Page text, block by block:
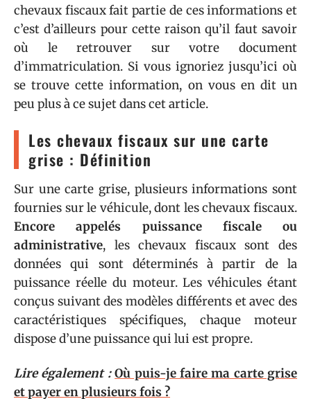
chevaux fiscaux fait partie de ces informations et
c’est d’ailleurs pour cette raison qu’il faut savoir
où le retrouver sur votre document
d’immatriculation. Si vous ignoriez jusqu’ici où
se trouve cette information, on vous en dit un
peu plus à ce sujet dans cet article.
Les chevaux fiscaux sur une carte
grise : Définition
Sur une carte grise, plusieurs informations sont
fournies sur le véhicule, dont les chevaux fiscaux.
Encore appelés puissance fiscale ou
administrative, les chevaux fiscaux sont des
données qui sont déterminés à partir de la
puissance réelle du moteur. Les véhicules étant
conçus suivant des modèles différents et avec des
caractéristiques spécifiques, chaque moteur
dispose d’une puissance qui lui est propre.
Lire également : Où puis-je faire ma carte grise
et payer en plusieurs fois ?